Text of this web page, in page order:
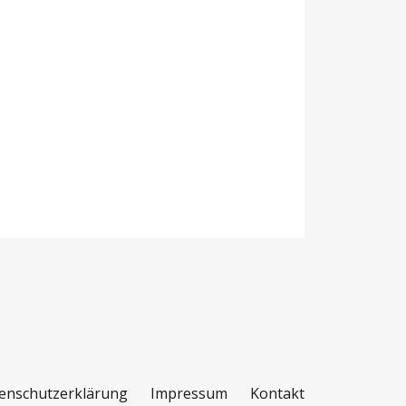
Impressum Kontakt